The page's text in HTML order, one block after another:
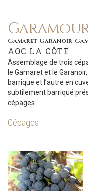
Gamaret-Garanoir-
AOC LA CÔTE
Assemblage de trois
le Gamaret et le
barrique et l’autre en
subtilement barriqué
cépages.
Cépages